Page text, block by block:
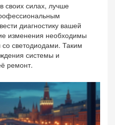
своих силах, лучше
диагностику вашей
изменения необходимы
светодиодами. Таким
системы и
ремонт.